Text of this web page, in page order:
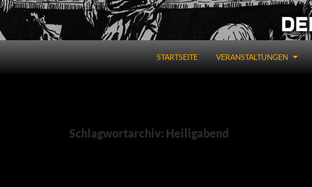
STARTSEITE VERANSTALTUNGEN
Schlagwortarchiv: Heiligabend